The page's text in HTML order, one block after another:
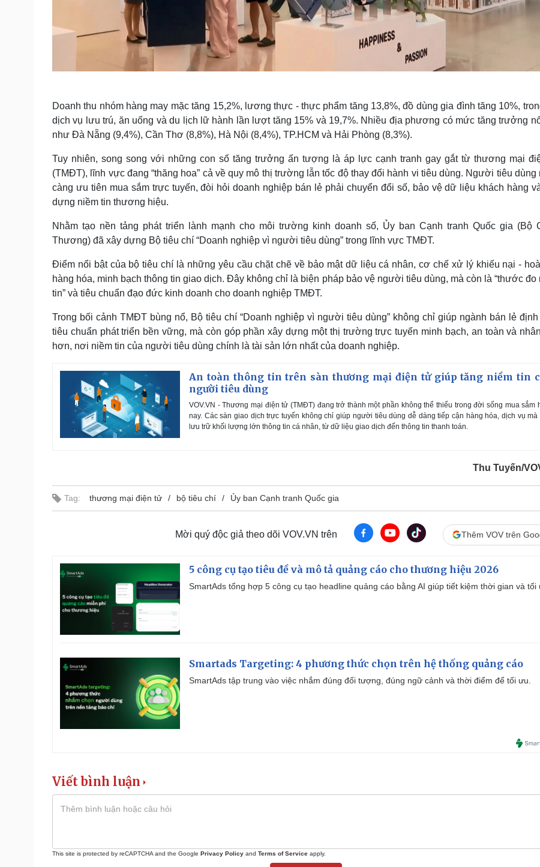
Doanh thu nhóm hàng may mặc tăng 15,2%, lương thực - thực phẩm tăng 13,8%, đồ dùng gia đình tăng 10%,
dịch vụ lưu trú, ăn uống và du lịch lữ hành lần lượt tăng 15% và 19,7%. Nhiều địa phương có mức tăng trưởng
như Đà Nẵng (9,4%), Cần Thơ (8,8%), Hà Nội (8,4%), TP.HCM và Hải Phòng (8,3%).
Tuy nhiên, song song với những con số tăng trưởng ấn tượng là áp lực cạnh tranh gay gắt từ thương mại
(TMĐT), lĩnh vực đang “thăng hoa” cả về quy mô thị trường lẫn tốc độ thay đổi hành vi tiêu dùng. Người tiêu dùng
càng ưu tiên mua sắm trực tuyến, đòi hỏi doanh nghiệp bán lẻ phải chuyển đổi số, bảo vệ dữ liệu khách hàng
dựng niềm tin thương hiệu.
Nhằm tạo nền tảng phát triển lành mạnh cho môi trường kinh doanh số, Ủy ban Cạnh tranh Quốc gia (Bộ
Thương) đã xây dựng Bộ tiêu chí “Doanh nghiệp vì người tiêu dùng” trong lĩnh vực TMĐT.
Điểm nổi bật của bộ tiêu chí là những yêu cầu chặt chẽ về bảo mật dữ liệu cá nhân, cơ chế xử lý khiếu nại -
hàng hóa, minh bạch thông tin giao dịch. Đây không chỉ là biện pháp bảo vệ người tiêu dùng, mà còn là “thước đo
tin” và tiêu chuẩn đạo đức kinh doanh cho doanh nghiệp TMĐT.
Trong bối cảnh TMĐT bùng nổ, Bộ tiêu chí “Doanh nghiệp vì người tiêu dùng” không chỉ giúp ngành bán lẻ định
tiêu chuẩn phát triển bền vững, mà còn góp phần xây dựng một thị trường trực tuyến minh bạch, an toàn và
hơn, nơi niềm tin của người tiêu dùng chính là tài sản lớn nhất của doanh nghiệp.
An toàn thông tin trên sàn thương mại điện tử giúp tăng niềm tin
người tiêu dùng
VOV.VN - Thương mại điện tử (TMĐT) đang trở thành một phần không thể thiếu trong đời sống mua sắm
nay. Các sàn giao dịch trực tuyến không chỉ giúp người tiêu dùng dễ dàng tiếp cận hàng hóa, dịch vụ mà
lưu trữ khối lượng lớn thông tin cá nhân, từ dữ liệu giao dịch đến thông tin thanh toán.
Thu Tuyến/
Tag: thương mại điện tử bộ tiêu chí Ủy ban Cạnh tranh Quốc gia
Mời quý độc giả theo dõi VOV.VN trên Thêm VOV trên
5 công cụ tạo tiêu đề và mô tả quảng cáo cho thương hiệu 2026
SmartAds tổng hợp 5 công cụ tạo headline quảng cáo bằng AI giúp tiết kiệm thời gian và tối
Smartads Targeting: 4 phương thức chọn trên hệ thống quảng cáo
SmartAds tập trung vào việc nhắm đúng đối tượng, đúng ngữ cảnh và thời điểm để tối ưu.
Viết bình luận
This site is protected by reCAPTCHA and the Google Privacy Policy and Terms of Service apply.